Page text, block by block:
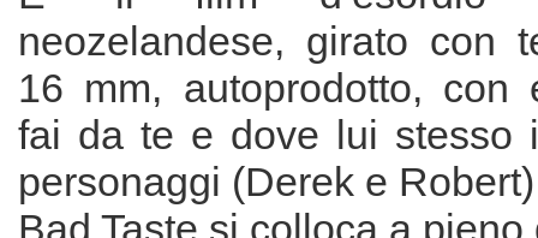
neozelandese, girato con
16 mm, autoprodotto, con
fai da te e dove lui stesso
personaggi (Derek e
Bad Taste si colloca a